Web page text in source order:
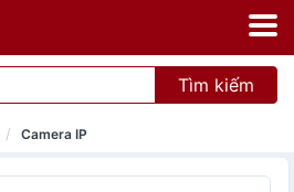
Tìm kiếm
Camera IP